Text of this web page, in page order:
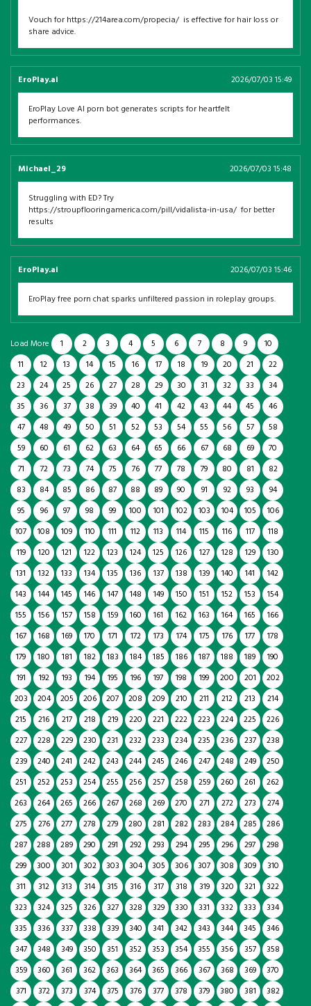
Vouch for https://214area.com/propecia/ is effective for hair loss or
share advice.
EroPlay.ai 2026/07/03 15:49
EroPlay Love AI porn bot generates scripts for heartfelt
performances.
Michael_29 2026/07/03 15:48
Struggling with ED? Try
https://stroupflooringamerica.com/pill/vidalista-in-usa/ for better
results
EroPlay.ai 2026/07/03 15:46
EroPlay free porn chat sparks unfiltered passion in roleplay groups.
Load More 1 2 3 4 5 6 7 8 9
10
11
12 13 14 15 16 17 18 19 20 21
22
23
24 25 26 27 28 29 30 31 32 33
34
35
36 37 38 39 40 41 42 43 44 45
46
47
48 49 50 51 52 53 54 55 56 57
58
59
60 61 62 63 64 65 66 67 68 69
70
71
72 73 74 75 76 77 78 79 80 81
82
83
84 85 86 87 88 89 90 91 92 93
94
95
96 97 98 99 100 101 102 103 104 105
106
107
108 109 110 111 112 113 114 115 116 117
118
119
120 121 122 123 124 125 126 127 128 129
130
131
132 133 134 135 136 137 138 139 140 141
142
143
144 145 146 147 148 149 150 151 152 153
154
155
156 157 158 159 160 161 162 163 164 165
166
167
168 169 170 171 172 173 174 175 176 177
178
179
180 181 182 183 184 185 186 187 188 189
190
191
192 193 194 195 196 197 198 199 200 201
202
203
204 205 206 207 208 209 210 211 212 213
214
215
216 217 218 219 220 221 222 223 224 225
226
227
228 229 230 231 232 233 234 235 236 237
238
239
240 241 242 243 244 245 246 247 248 249
250
251
252 253 254 255 256 257 258 259 260 261
262
263
264 265 266 267 268 269 270 271 272 273
274
275
276 277 278 279 280 281 282 283 284 285
286
287
288 289 290 291 292 293 294 295 296 297
298
299
300 301 302 303 304 305 306 307 308 309
310
311
312 313 314 315 316 317 318 319 320 321
322
323
324 325 326 327 328 329 330 331 332 333
334
335
336 337 338 339 340 341 342 343 344 345
346
347
348 349 350 351 352 353 354 355 356 357
358
359
360 361 362 363 364 365 366 367 368 369
370
371
372 373 374 375 376 377 378 379 380 381
382